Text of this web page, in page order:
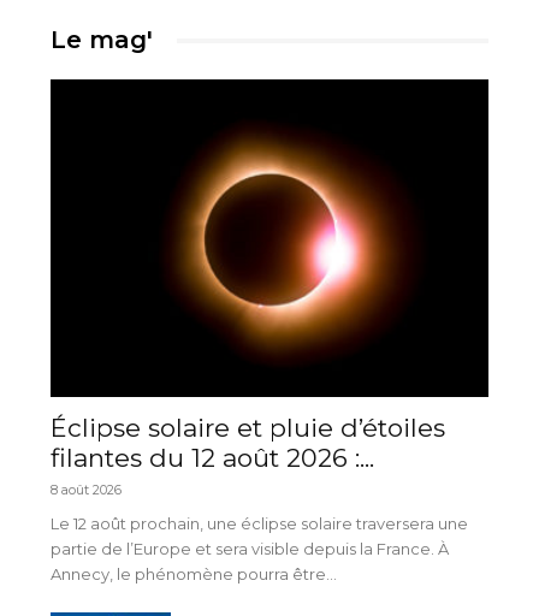
Le mag'
Éclipse solaire et pluie d’étoiles
filantes du 12 août 2026 :...
8 août 2026
Le 12 août prochain, une éclipse solaire traversera une
partie de l’Europe et sera visible depuis la France. À
Annecy, le phénomène pourra être...